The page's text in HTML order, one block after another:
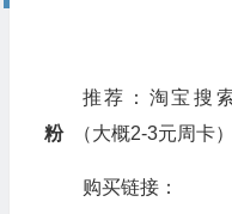
推荐：淘宝搜
粉
（大概2-3元周卡）
购买链接：